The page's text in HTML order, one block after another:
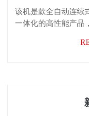
该机是款全自动连续
一体化的高性能产品